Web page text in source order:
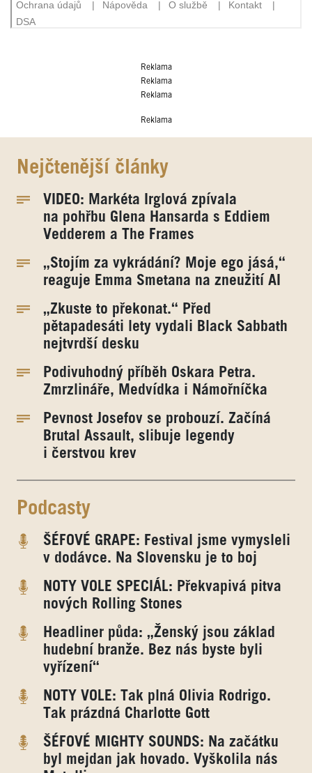
Reklama
Reklama
Reklama
Reklama
Nejčtenější články
VIDEO: Markéta Irglová zpívala
na pohřbu Glena Hansarda s Eddiem
Vedderem a The Frames
„Stojím za vykrádání? Moje ego jásá,“
reaguje Emma Smetana na zneužití AI
„Zkuste to překonat.“ Před
pětapadesáti lety vydali Black Sabbath
nejtvrdší desku
Podivuhodný příběh Oskara Petra.
Zmrzlináře, Medvídka i Námořníčka
Pevnost Josefov se probouzí. Začíná
Brutal Assault, slibuje legendy
i čerstvou krev
Podcasty
ŠÉFOVÉ GRAPE: Festival jsme vymysleli
v dodávce. Na Slovensku je to boj
NOTY VOLE SPECIÁL: Překvapivá pitva
nových Rolling Stones
Headliner půda: „Ženský jsou základ
hudební branže. Bez nás byste byli
vyřízení“
NOTY VOLE: Tak plná Olivia Rodrigo.
Tak prázdná Charlotte Gott
ŠÉFOVÉ MIGHTY SOUNDS: Na začátku
byl mejdan jak hovado. Vyškolila nás